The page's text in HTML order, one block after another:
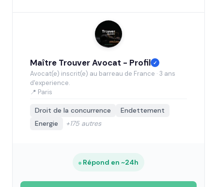
Maître Trouver Avocat - Profil ✓
Avocat(e) inscrit(e) au barreau de France · 3 ans
d'experience.
📍 Paris
Droit de la concurrence
Endettement
Energie
+175 autres
Répond en ~24h